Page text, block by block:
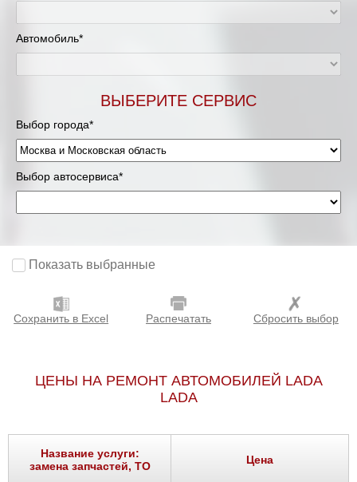
Москва и Московская область
Мурманск
Нижневартовск
Нижний Новгород
Новосибирск
Оренбург
Петрозаводск
Ростов-на-Дону
Самара
Автомобиль*
ВЫБЕРИТЕ СЕРВИС
Выбор города*
Выбор автосервиса*
Показать выбранные
Сохранить в Excel Распечатать Сбросить выбор
ЦЕНЫ НА РЕМОНТ АВТОМОБИЛЕЙ LADA
LADA
Название услуги:
замена запчастей, ТО
Цена